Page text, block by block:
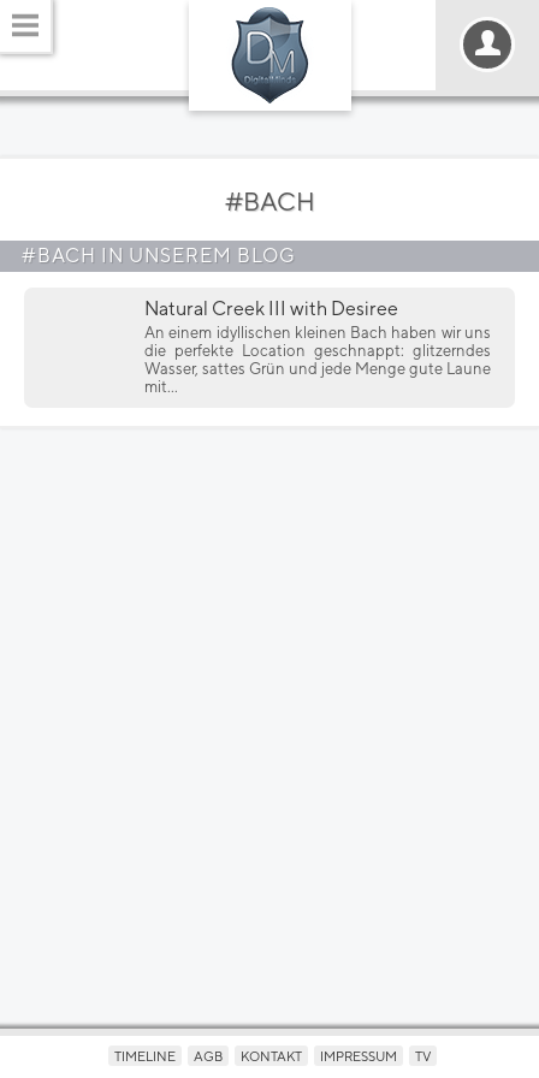
#BACH
#BACH IN UNSEREM BLOG
Natural Creek III with Desiree
An einem idyllischen kleinen Bach haben wir uns
die perfekte Location geschnappt: glitzerndes
Wasser, sattes Grün und jede Menge gute Laune
mit...
TIMELINE AGB KONTAKT IMPRESSUM TV